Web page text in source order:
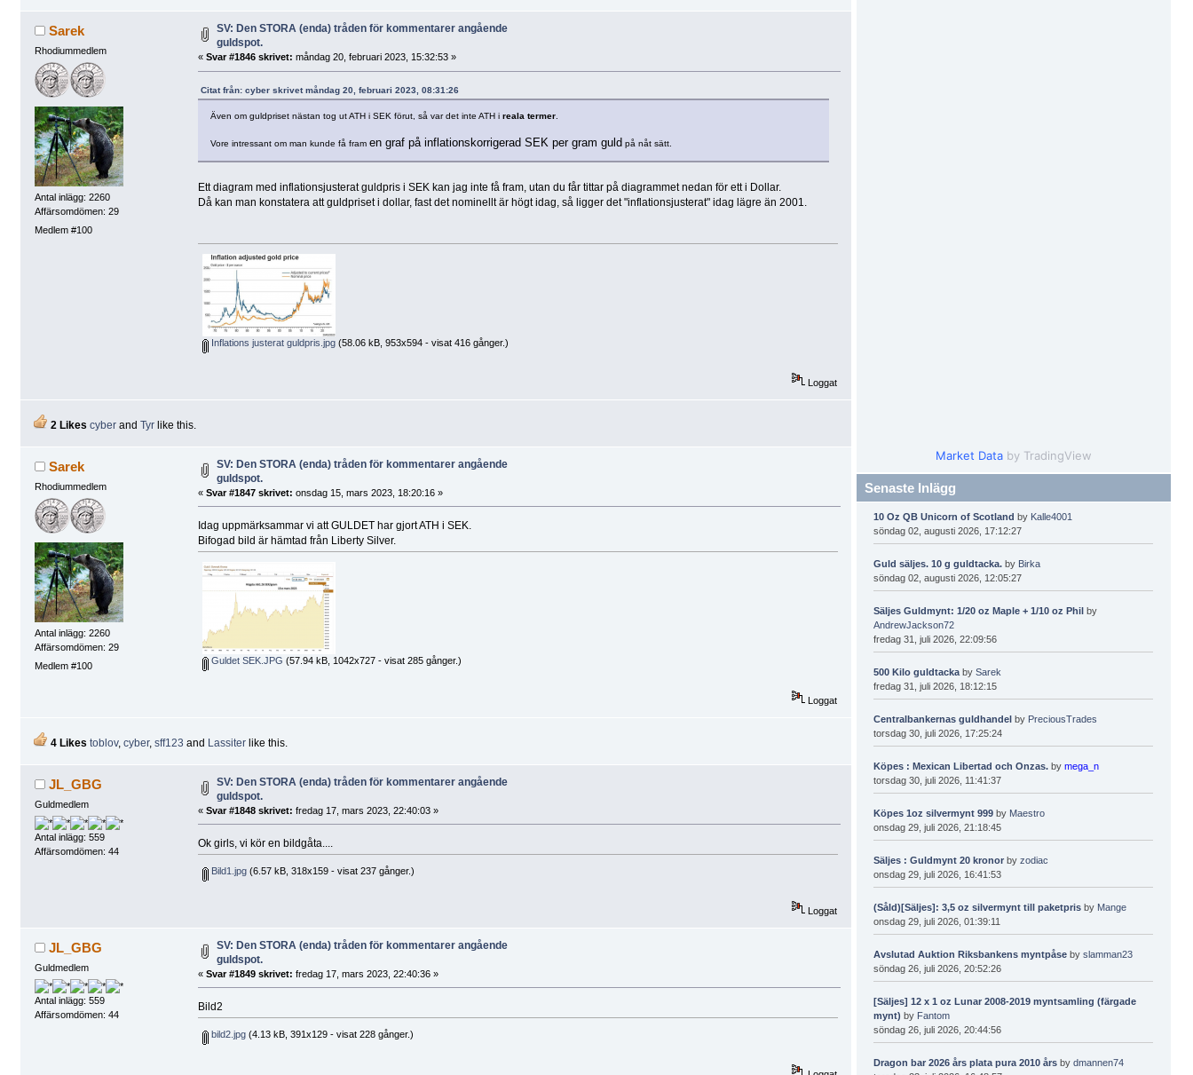
Sarek
Rhodiummedlem
Antal inlägg: 2260
Affärsomdömen: 29
Medlem #100
SV: Den STORA (enda) tråden för kommentarer angående
guldspot.
« Svar #1846 skrivet: måndag 20, februari 2023, 15:32:53 »
Citat från: cyber skrivet måndag 20, februari 2023, 08:31:26
Även om guldpriset nästan tog ut ATH i SEK förut, så var det inte ATH i reala termer.
Vore intressant om man kunde få fram en graf på inflationskorrigerad SEK per gram guld på nåt sätt.
Ett diagram med inflationsjusterat guldpris i SEK kan jag inte få fram, utan du får tittar på diagrammet nedan för ett i Dollar.
Då kan man konstatera att guldpriset i dollar, fast det nominellt är högt idag, så ligger det "inflationsjusterat" idag lägre än 2001.
Inflations justerat guldpris.jpg(58.06 kB, 953x594 - visat 416 gånger.)
Loggat
2 Likes cyberand Tyrlike this.
Sarek
Rhodiummedlem
Antal inlägg: 2260
Affärsomdömen: 29
Medlem #100
SV: Den STORA (enda) tråden för kommentarer angående
guldspot.
« Svar #1847 skrivet: onsdag 15, mars 2023, 18:20:16 »
Idag uppmärksammar vi att GULDET har gjort ATH i SEK.
Bifogad bild är hämtad från Liberty Silver.
Guldet SEK.JPG (57.94 kB, 1042x727 - visat 285 gånger.)
Loggat
4 Likes toblov, cyber, sff123 and Lassiterlike this.
JL_GBG
Guldmedlem
Antal inlägg: 559
Affärsomdömen: 44
SV: Den STORA (enda) tråden för kommentarer angående
guldspot.
« Svar #1848 skrivet: fredag 17, mars 2023, 22:40:03 »
Ok girls, vi kör en bildgåta....
Bild1.jpg(6.57 kB, 318x159 - visat 237 gånger.)
Loggat
JL_GBG
Guldmedlem
Antal inlägg: 559
Affärsomdömen: 44
SV: Den STORA (enda) tråden för kommentarer angående
guldspot.
« Svar #1849 skrivet: fredag 17, mars 2023, 22:40:36 »
Bild2
bild2.jpg(4.13 kB, 391x129 - visat 228 gånger.)
Market Data by TradingView
Senaste Inlägg
10 Oz QB Unicorn of Scotland by Kalle4001
söndag 02, augusti 2026, 17:12:27
Guld säljes. 10 g guldtacka. by Birka
söndag 02, augusti 2026, 12:05:27
Säljes Guldmynt: 1/20 oz Maple + 1/10 oz Phil by
AndrewJackson72
fredag 31, juli 2026, 22:09:56
500 Kilo guldtacka bySarek
fredag 31, juli 2026, 18:12:15
Centralbankernas guldhandel by PreciousTrades
torsdag 30, juli 2026, 17:25:24
Köpes : Mexican Libertad och Onzas. bymega_n
torsdag 30, juli 2026, 11:41:37
Köpes 1oz silvermynt 999 by Maestro
onsdag 29, juli 2026, 21:18:45
Säljes : Guldmynt 20 kronorbyzodiac
onsdag 29, juli 2026, 16:41:53
(Såld)[Säljes]: 3,5 oz silvermynt till paketpris by Mange
onsdag 29, juli 2026, 01:39:11
Avslutad Auktion Riksbankens myntpåse byslamman23
söndag 26, juli 2026, 20:52:26
[Säljes] 12 x 1 oz Lunar 2008-2019 myntsamling (färgade
mynt) by Fantom
söndag 26, juli 2026, 20:44:56
Dragon bar 2026 års plata pura 2010 års bydmannen74